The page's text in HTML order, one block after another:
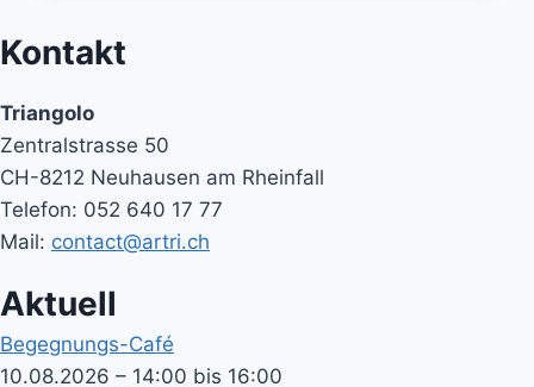
Kontakt
Triangolo
Zentralstrasse 50
CH-8212 Neuhausen am Rheinfall
Telefon: 052 640 17 77
Mail: contact@artri.ch
Aktuell
Begegnungs-Café
10.08.2026 – 14:00 bis 16:00